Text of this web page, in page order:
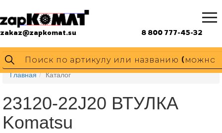
zakaz@zapkomat.su 8 800 777-45-32
Главная Каталог
23120-22J20 ВТУЛКА
Komatsu